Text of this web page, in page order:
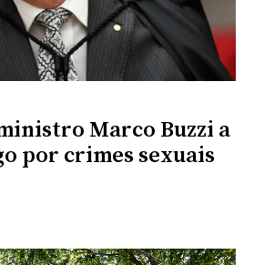
Marco Buzzi a
por crimes sexuais